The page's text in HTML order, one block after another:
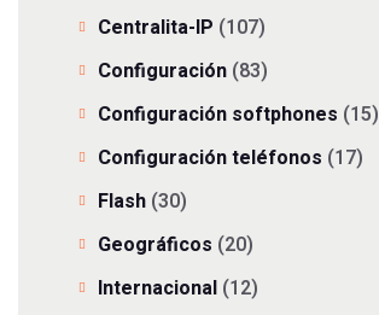
Centralita-IP (107)
Configuración (83)
Configuración softphones (15)
Configuración teléfonos (17)
Flash (30)
Geográficos (20)
Internacional (12)